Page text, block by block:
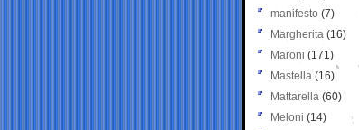
manifesto (7)
Margherita (16)
Maroni (171)
Mastella (16)
Mattarella (60)
Meloni (14)